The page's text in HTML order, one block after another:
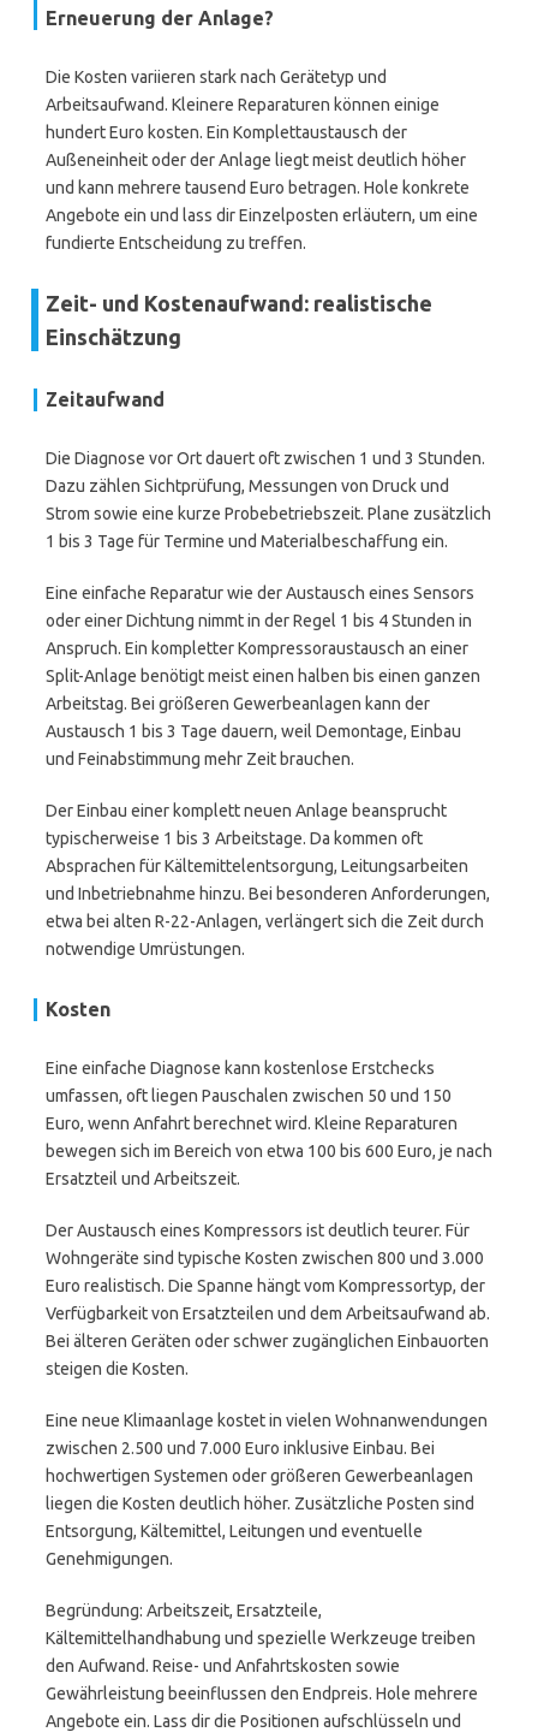
Erneuerung der Anlage?
Die Kosten variieren stark nach Gerätetyp und
Arbeitsaufwand. Kleinere Reparaturen können einige
hundert Euro kosten. Ein Komplettaustausch der
Außeneinheit oder der Anlage liegt meist deutlich höher
und kann mehrere tausend Euro betragen. Hole konkrete
Angebote ein und lass dir Einzelposten erläutern, um eine
fundierte Entscheidung zu treffen.
Zeit- und Kostenaufwand: realistische
Einschätzung
Zeitaufwand
Die Diagnose vor Ort dauert oft zwischen 1 und 3 Stunden.
Dazu zählen Sichtprüfung, Messungen von Druck und
Strom sowie eine kurze Probebetriebszeit. Plane zusätzlich
1 bis 3 Tage für Termine und Materialbeschaffung ein.
Eine einfache Reparatur wie der Austausch eines Sensors
oder einer Dichtung nimmt in der Regel 1 bis 4 Stunden in
Anspruch. Ein kompletter Kompressoraustausch an einer
Split-Anlage benötigt meist einen halben bis einen ganzen
Arbeitstag. Bei größeren Gewerbeanlagen kann der
Austausch 1 bis 3 Tage dauern, weil Demontage, Einbau
und Feinabstimmung mehr Zeit brauchen.
Der Einbau einer komplett neuen Anlage beansprucht
typischerweise 1 bis 3 Arbeitstage. Da kommen oft
Absprachen für Kältemittelentsorgung, Leitungsarbeiten
und Inbetriebnahme hinzu. Bei besonderen Anforderungen,
etwa bei alten R-22-Anlagen, verlängert sich die Zeit durch
notwendige Umrüstungen.
Kosten
Eine einfache Diagnose kann kostenlose Erstchecks
umfassen, oft liegen Pauschalen zwischen 50 und 150
Euro, wenn Anfahrt berechnet wird. Kleine Reparaturen
bewegen sich im Bereich von etwa 100 bis 600 Euro, je nach
Ersatzteil und Arbeitszeit.
Der Austausch eines Kompressors ist deutlich teurer. Für
Wohngeräte sind typische Kosten zwischen 800 und 3.000
Euro realistisch. Die Spanne hängt vom Kompressortyp, der
Verfügbarkeit von Ersatzteilen und dem Arbeitsaufwand ab.
Bei älteren Geräten oder schwer zugänglichen Einbauorten
steigen die Kosten.
Eine neue Klimaanlage kostet in vielen Wohnanwendungen
zwischen 2.500 und 7.000 Euro inklusive Einbau. Bei
hochwertigen Systemen oder größeren Gewerbeanlagen
liegen die Kosten deutlich höher. Zusätzliche Posten sind
Entsorgung, Kältemittel, Leitungen und eventuelle
Genehmigungen.
Begründung: Arbeitszeit, Ersatzteile,
Kältemittelhandhabung und spezielle Werkzeuge treiben
den Aufwand. Reise- und Anfahrtskosten sowie
Gewährleistung beeinflussen den Endpreis. Hole mehrere
Angebote ein. Lass dir die Positionen aufschlüsseln und